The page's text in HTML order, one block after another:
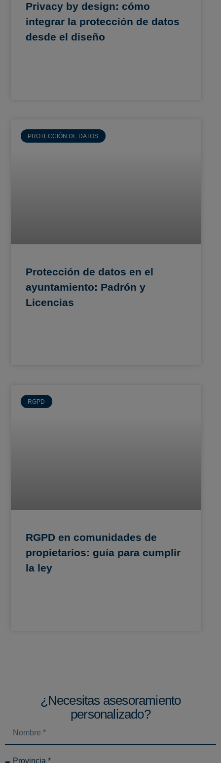
Privacy by design: cómo
integrar la protección de datos
desde el diseño
PROTECCIÓN DE DATOS
Protección de datos en el
ayuntamiento: Padrón y
Licencias
RGPD
RGPD en comunidades de
propietarios: guía para cumplir
la ley
¿Necesitas asesoramiento
personalizado?